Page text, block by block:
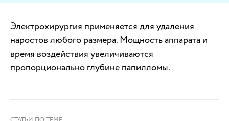
Электрохирургия применяется для удаления
наростов любого размера. Мощность аппарата и
время воздействия увеличиваются
пропорционально глубине папилломы.